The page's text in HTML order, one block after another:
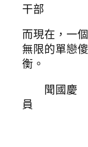
干部
而現在，一
無限的單戀
衡。
聞國慶 安
員